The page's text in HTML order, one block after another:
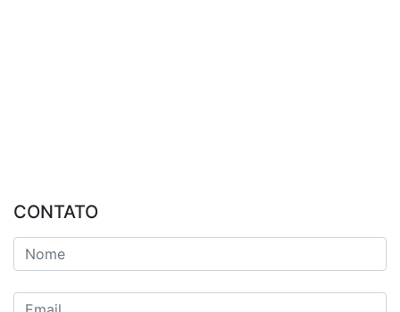
CONTATO